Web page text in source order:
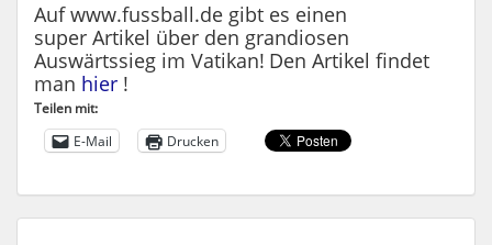
Auf www.fussball.de gibt es einen
super Artikel über den grandiosen
Auswärtssieg im Vatikan! Den Artikel findet
man hier !
Teilen mit:
E-Mail
Drucken